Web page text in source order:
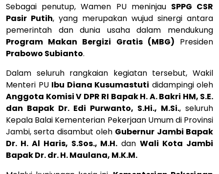
Sebagai penutup, Wamen PU meninjau SPPG CSR
Pasir Putih, yang merupakan wujud sinergi antara
pemerintah dan dunia usaha dalam mendukung
Program Makan Bergizi Gratis (MBG) Presiden
Prabowo Subianto.
Dalam seluruh rangkaian kegiatan tersebut, Wakil
Menteri PU Ibu Diana Kusumastuti didampingi oleh
Anggota Komisi V DPR RI Bapak H. A. Bakri HM, S.E.
dan Bapak Dr. Edi Purwanto, S.Hi., M.Si., seluruh
Kepala Balai Kementerian Pekerjaan Umum di Provinsi
Jambi, serta disambut oleh Gubernur Jambi Bapak
Dr. H. Al Haris, S.Sos., M.H. danWali Kota Jambi
Bapak Dr. dr. H. Maulana, M.K.M.